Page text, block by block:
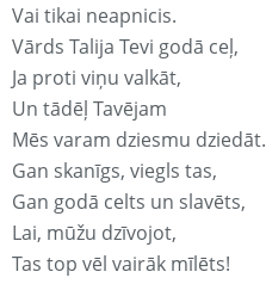
Vai tikai neapnicis.
Vārds Talija Tevi godā ceļ,
Ja proti viņu valkāt,
Un tādēļ Tavējam
Mēs varam dziesmu dziedāt.
Gan skanīgs, viegls tas,
Gan godā celts un slavēts,
Lai, mūžu dzīvojot,
Tas top vēl vairāk mīlēts!